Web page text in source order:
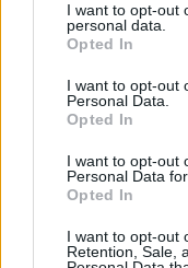
I want to opt-out
personal data.
Opted In
I want to opt-out
Personal Data.
Opted In
I want to opt-out
Personal Data
Opted In
I want to opt-out
Retention, Sale,
Fakt? To
nemůžou.
LM
ochlazuje.".